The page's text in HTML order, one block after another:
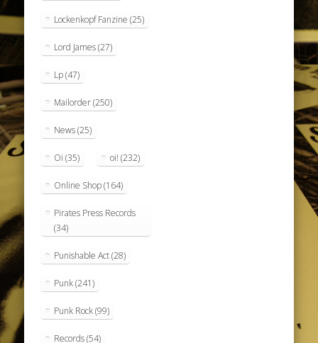
Lockenkopf Fanzine (25)
Lord James(27)
Lp(47)
Mailorder(250)
News(25)
Oi (35) oi! (232)
Online Shop(164)
Pirates Press Records
(34)
Punishable Act(28)
Punk(241)
Punk Rock(99)
Records(54)